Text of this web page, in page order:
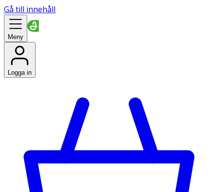
Gå till innehåll
Meny
Logga in